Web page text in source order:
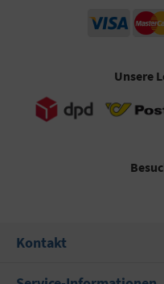
Unsere
Kontakt